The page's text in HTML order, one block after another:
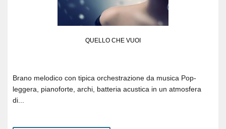
QUELLO CHE VUOI
Brano melodico con tipica orchestrazione da musica Pop-
leggera, pianoforte, archi, batteria acustica in un atmosfera
di...